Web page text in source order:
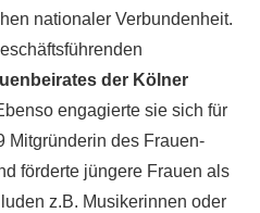
nationaler Verbundenheit.
der Kölner
engagierte sie sich für
Mitgründerin des Frauen-
förderte jüngere Frauen als
z.B. Musikerinnen oder